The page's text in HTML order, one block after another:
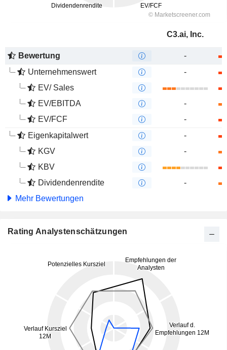
C3.ai, Inc.
Bewertung
-
Unternehmenswert
-
EV/ Sales
EV/EBITDA
-
EV/FCF
-
Eigenkapitalwert
-
KGV
-
KBV
Dividendenrendite
-
Mehr Bewertungen
Rating Analystenschätzungen